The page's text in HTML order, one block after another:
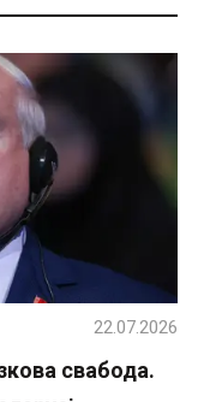
свабода.
22.07.2026